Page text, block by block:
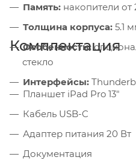
Память: накопители от
Толщина корпуса: 5.1
Особенности:
стекло
Интерфейсы:
Комплектация
Планшет iPad Pro 13"
Кабель USB-C
Адаптер питания 20 Вт
Документация